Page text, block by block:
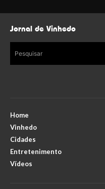
Jornal de Vinhedo
Pesquisar
Home
Vinhedo
Cidades
Entretenimento
Vídeos